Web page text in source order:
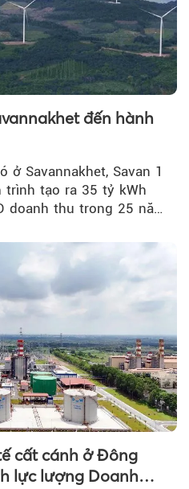
đến hành
ở Savannakhet, Savan 1
trình tạo ra 35 tỷ kWh
doanh thu trong 25 năm
cất cánh ở Đông
lực lượng Doanh